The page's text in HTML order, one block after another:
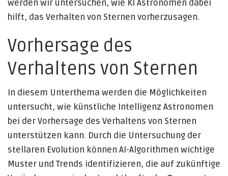
werden wir untersuchen, wie KI Astronomen dabei
hilft, das Verhalten von Sternen vorherzusagen.
Vorhersage des
Verhaltens von Sternen
In diesem Unterthema werden die Möglichkeiten
untersucht, wie künstliche Intelligenz Astronomen
bei der Vorhersage des Verhaltens von Sternen
unterstützen kann. Durch die Untersuchung der
stellaren Evolution können AI-Algorithmen wichtige
Muster und Trends identifizieren, die auf zukünftige